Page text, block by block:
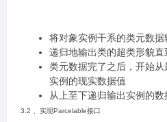
将对象实例干系的类元数据
递归地输出类的超类形貌
类元数据完了之后，开始
实例的现实数据值
从上至下递归输出实例的数
3.2 、实现Parcelable接口